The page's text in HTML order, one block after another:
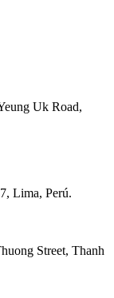
Uk Road,
Lima, Perú.
Street, Thanh